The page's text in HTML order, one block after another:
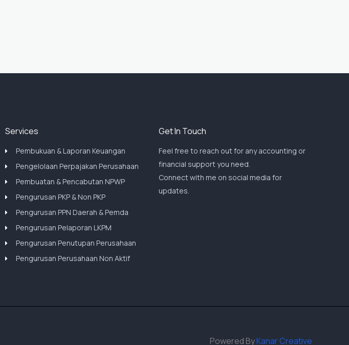
Services
Pembukuan & Laporan Keuangan
Pengelolaan Perpajakan Perusahaan
Pembuatan & Pencabutan NPWP
Pengurusan PKP & Non PKP
Pengurusan PPN Daerah & Pemda
Pengurusan Pelaporan LKPM
Pengurusan Penutupan Perusahaan
Pengurusan Perusahaan Non Aktif
Get In Touch
Feel free to reach out for any accounting or
financial support you need.
Connect with me on social media for
updates.
Powered ByKanar Creative